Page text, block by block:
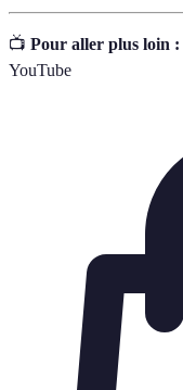
📺 Pour aller plus loin :
YouTube